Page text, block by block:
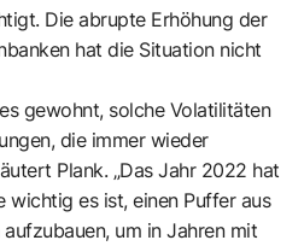
Die abrupte Erhöhung der
hat die Situation nicht
gewohnt, solche Volatilitäten
die immer wieder
Plank. „Das Jahr 2022 hat
wichtig es ist, einen Puffer aus
um in Jahren mit